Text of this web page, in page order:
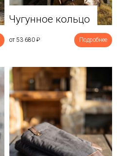
Чугунное кольцо
от 53 680 ₽ Подробнее